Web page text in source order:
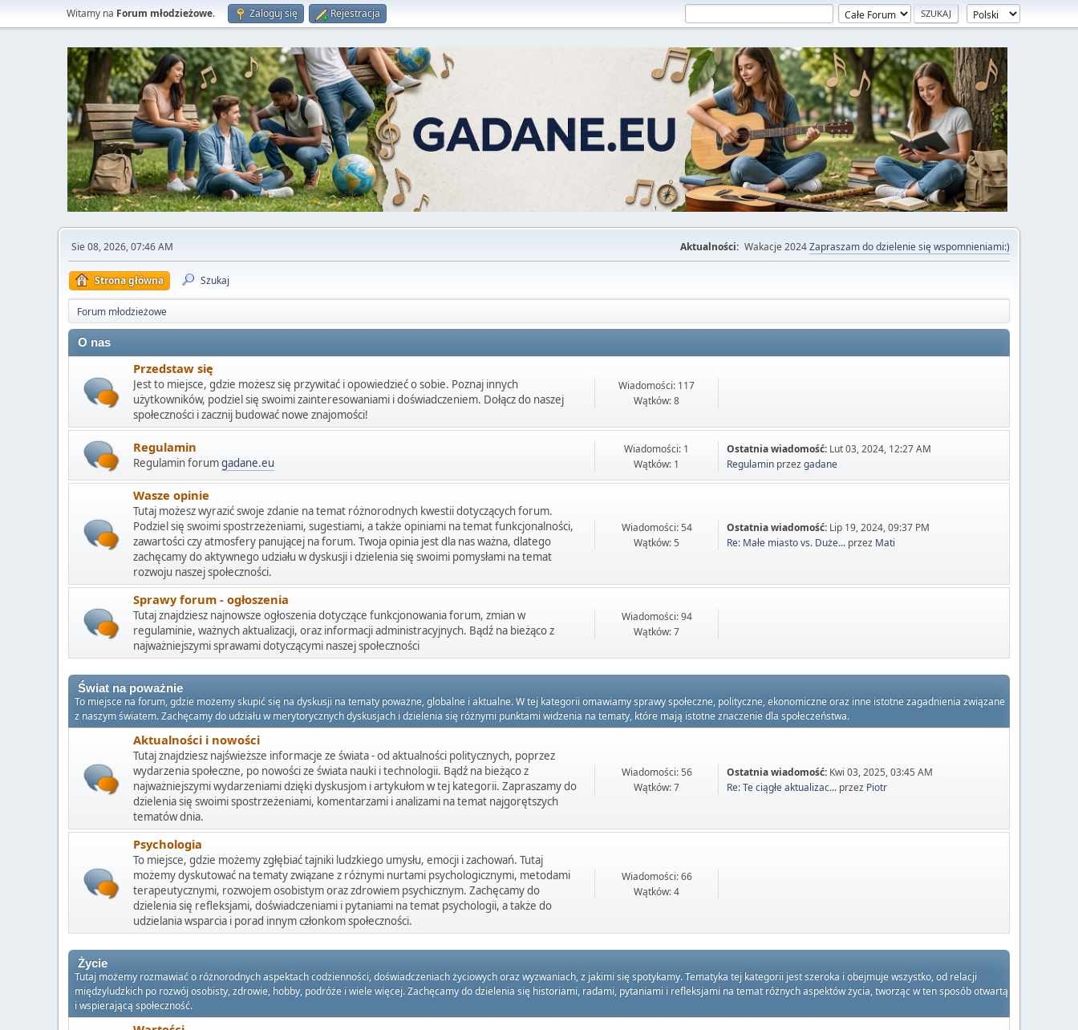
Witamy na Forum młodzieżowe. Zaloguj się Rejestracja
Sie 08, 2026, 07:46 AM Aktualności: Wakacje 2024Zapraszam do dzielenie się wspomnieniami:)
Strona główna Szukaj
Forum młodzieżowe
O nas
Przedstaw się
Jest to miejsce, gdzie możesz się przywitać i opowiedzieć o sobie. Poznaj innych
użytkowników, podziel się swoimi zainteresowaniami i doświadczeniem. Dołącz do naszej
społeczności i zacznij budować nowe znajomości!
Wiadomości: 117
Wątków: 8
Regulamin
Regulamin forumgadane.eu
Wiadomości: 1
Wątków: 1
Ostatnia wiadomość: Lut 03, 2024, 12:27 AM
Regulamin przezgadane
Wasze opinie
Tutaj możesz wyrazić swoje zdanie na temat różnorodnych kwestii dotyczących forum.
Podziel się swoimi spostrzeżeniami, sugestiami, a także opiniami na temat funkcjonalności,
zawartości czy atmosfery panującej na forum. Twoja opinia jest dla nas ważna, dlatego
zachęcamy do aktywnego udziału w dyskusji i dzielenia się swoimi pomysłami na temat
rozwoju naszej społeczności.
Wiadomości: 54
Wątków: 5
Ostatnia wiadomość: Lip 19, 2024, 09:37 PM
Re: Małe miasto vs. Duże... przez Mati
Sprawy forum - ogłoszenia
Tutaj znajdziesz najnowsze ogłoszenia dotyczące funkcjonowania forum, zmian w
regulaminie, ważnych aktualizacji, oraz informacji administracyjnych. Bądź na bieżąco z
najważniejszymi sprawami dotyczącymi naszej społeczności
Wiadomości: 94
Wątków: 7
Świat na poważnie
To miejsce na forum, gdzie możemy skupić się na dyskusji na tematy poważne, globalne i aktualne. W tej kategorii omawiamy sprawy społeczne, polityczne, ekonomiczne oraz inne istotne zagadnienia związane
z naszym światem. Zachęcamy do udziału w merytorycznych dyskusjach i dzielenia się różnymi punktami widzenia na tematy, które mają istotne znaczenie dla społeczeństwa.
Aktualności i nowości
Tutaj znajdziesz najświeższe informacje ze świata - od aktualności politycznych, poprzez
wydarzenia społeczne, po nowości ze świata nauki i technologii. Bądź na bieżąco z
najważniejszymi wydarzeniami dzięki dyskusjom i artykułom w tej kategorii. Zapraszamy do
dzielenia się swoimi spostrzeżeniami, komentarzami i analizami na temat najgorętszych
tematów dnia.
Wiadomości: 56
Wątków: 7
Ostatnia wiadomość: Kwi 03, 2025, 03:45 AM
Re: Te ciągłe aktualizac... przez Piotr
Psychologia
To miejsce, gdzie możemy zgłębiać tajniki ludzkiego umysłu, emocji i zachowań. Tutaj
możemy dyskutować na tematy związane z różnymi nurtami psychologicznymi, metodami
terapeutycznymi, rozwojem osobistym oraz zdrowiem psychicznym. Zachęcamy do
dzielenia się refleksjami, doświadczeniami i pytaniami na temat psychologii, a także do
udzielania wsparcia i porad innym członkom społeczności.
Wiadomości: 66
Wątków: 4
Życie
Tutaj możemy rozmawiać o różnorodnych aspektach codzienności, doświadczeniach życiowych oraz wyzwaniach, z jakimi się spotykamy. Tematyka tej kategorii jest szeroka i obejmuje wszystko, od relacji
międzyludzkich po rozwój osobisty, zdrowie, hobby, podróże i wiele więcej. Zachęcamy do dzielenia się historiami, radami, pytaniami i refleksjami na temat różnych aspektów życia, tworząc w ten sposób otwartą
i wspierającą społeczność.